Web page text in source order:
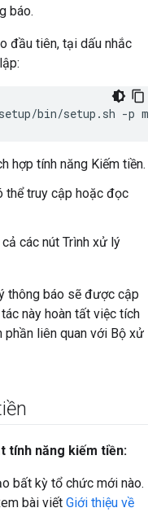
báo.
đầu tiên, tại dấu nhắc
bin/setup.sh -p
hợp tính năng Kiếm tiền.
thể truy cập hoặc đọc
các nút Trình xử lý
thông báo sẽ được cập
này hoàn tất việc tích
phần liên quan với Bộ xử
tính năng kiếm tiền:
bất kỳ tổ chức mới nào.
bài viết Giới thiệu về